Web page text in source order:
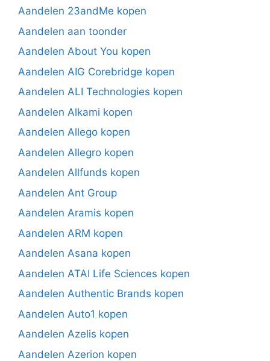
Aandelen 23andMe kopen
Aandelen aan toonder
Aandelen About You kopen
Aandelen AIG Corebridge kopen
Aandelen ALI Technologies kopen
Aandelen Alkami kopen
Aandelen Allego kopen
Aandelen Allegro kopen
Aandelen Allfunds kopen
Aandelen Ant Group
Aandelen Aramis kopen
Aandelen ARM kopen
Aandelen Asana kopen
Aandelen ATAI Life Sciences kopen
Aandelen Authentic Brands kopen
Aandelen Auto1 kopen
Aandelen Azelis kopen
Aandelen Azerion kopen